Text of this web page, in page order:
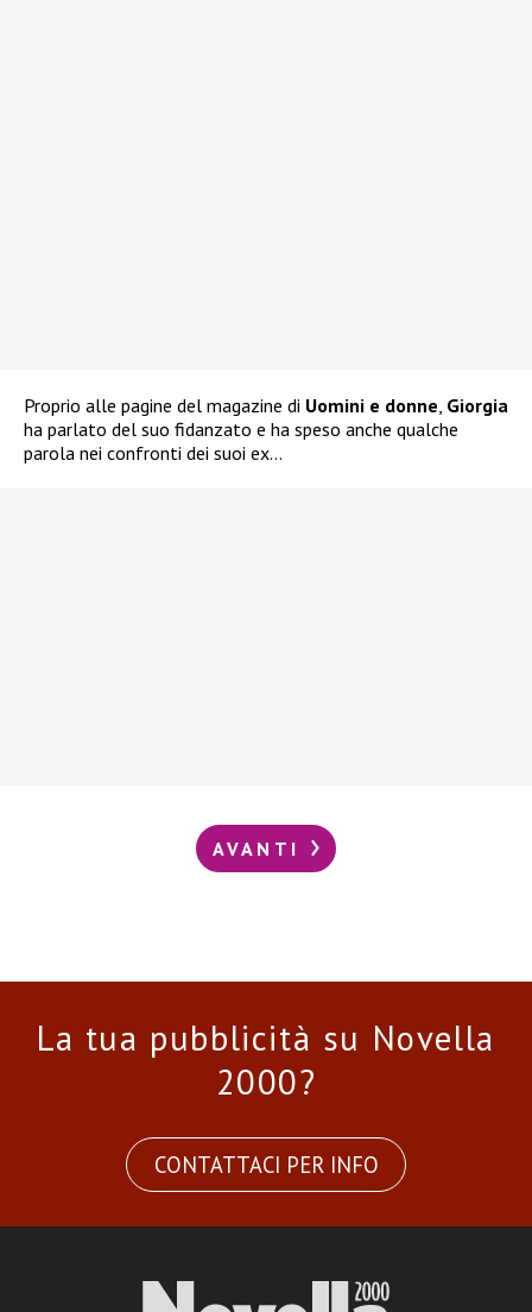
Proprio alle pagine del magazine di Uomini e donne, Giorgia
ha parlato del suo fidanzato e ha speso anche qualche
parola nei confronti dei suoi ex…
AVANTI
La tua pubblicità su Novella
2000?
CONTATTACI PER INFO